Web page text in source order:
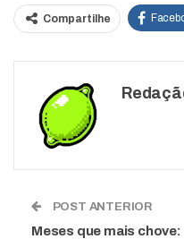
Compartilhe
POST ANTERIOR
Meses que mais chove: